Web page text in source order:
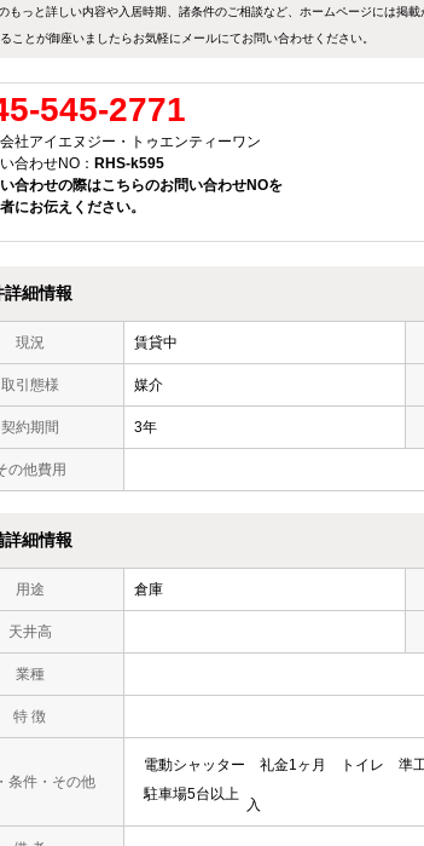
もっと詳しい内容や入居時期、諸条件のご相談など、ホームページには掲載
ことが御座いましたらお気軽にメールにてお問い合わせください。
545-2771
社アイエヌジー・トゥエンティーワン
合わせNO： RHS-k595
合わせの際はこちらのお問い合わせNOを
にお伝えください。
詳細情報
現況 賃貸中
取引態様 媒介
契約期間 3年
の他費用
詳細情報
用途 倉庫
天井高
業種
特 徴
条件・その他
電動シャッター 礼金1ヶ月 トイレ 準
駐車場5台以上
入